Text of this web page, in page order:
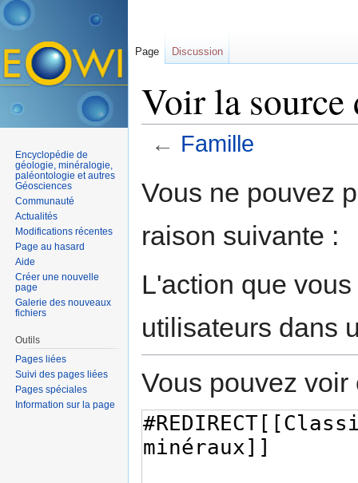
Voir la source
← Famille
Vous ne pouvez
raison suivante :
L'action que
utilisateurs dans
Vous pouvez
Page Discussion
Encyclopédie de
géologie, minéralogie,
paléontologie et autres
Géosciences
Communauté
Actualités
Modifications récentes
Page au hasard
Aide
Créer une nouvelle
page
Galerie des nouveaux
fichiers
Outils
Pages liées
Suivi des pages liées
Pages spéciales
Information sur la page